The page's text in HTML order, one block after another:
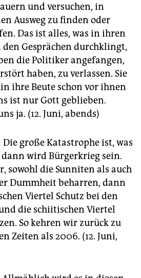
und versuchen, in
Ausweg zu finden oder
Das ist alles, was in ihren
Gesprächen durchklingt,
die Politiker angefangen,
haben, zu verlassen. Sie
ihre Beute schon vor ihnen
ist nur Gott geblieben.
ja. (12. Juni, abends)
große Katastrophe ist, was
wird Bürgerkrieg sein.
sowohl die Sunniten als auch
Dummheit beharren, dann
Viertel Schutz bei den
die schiitischen Viertel
So kehren wir zurück zu
Zeiten als 2006. (12. Juni,